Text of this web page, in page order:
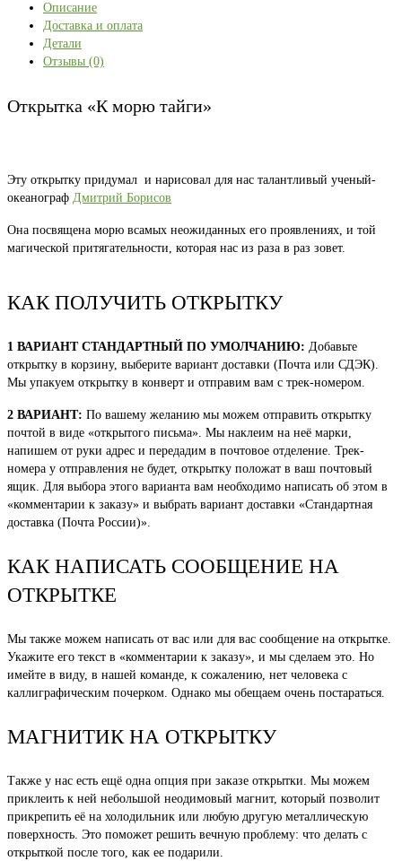
морю
тайги»
Описание
Доставка и оплата
Детали
Отзывы (0)
Открытка «К морю тайги»
Эту открытку придумал и нарисовал для нас талантливый ученый-
океанограф Дмитрий Борисов
Она посвящена морю всамых неожиданных его проявлениях, и той
магической притягательности, которая нас из раза в раз зовет.
КАК ПОЛУЧИТЬ ОТКРЫТКУ
1 ВАРИАНТ СТАНДАРТНЫЙ ПО УМОЛЧАНИЮ: Добавьте
открытку в корзину, выберите вариант доставки (Почта или СДЭК).
Мы упакуем открытку в конверт и отправим вам с трек-номером.
2 ВАРИАНТ: По вашему желанию мы можем отправить открытку
почтой в виде «открытого письма». Мы наклеим на неё марки,
напишем от руки адрес и передадим в почтовое отделение. Трек-
номера у отправления не будет, открытку положат в ваш почтовый
ящик. Для выбора этого варианта вам необходимо написать об этом в
«комментарии к заказу» и выбрать вариант доставки «Стандартная
доставка (Почта России)».
КАК НАПИСАТЬ СООБЩЕНИЕ НА
ОТКРЫТКЕ
Мы также можем написать от вас или для вас сообщение на открытке.
Укажите его текст в «комментарии к заказу», и мы сделаем это. Но
имейте в виду, в нашей команде, к сожалению, нет человека с
каллиграфическим почерком. Однако мы обещаем очень постараться.
МАГНИТИК НА ОТКРЫТКУ
Также у нас есть ещё одна опция при заказе открытки. Мы можем
приклеить к ней небольшой неодимовый магнит, который позволит
прикрепить её на холодильник или любую другую металлическую
поверхность. Это поможет решить вечную проблему: что делать с
открыткой после того, как ее подарили.